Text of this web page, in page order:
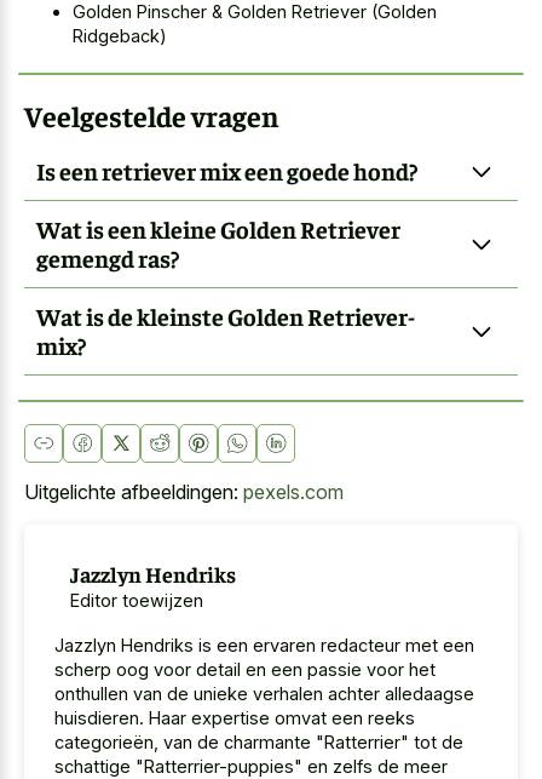
Golden Pinscher & Golden Retriever (Golden
Ridgeback)
Veelgestelde vragen
Is een retriever mix een goede hond?
Wat is een kleine Golden Retriever
gemengd ras?
Wat is de kleinste Golden Retriever-
mix?
Uitgelichte afbeeldingen: pexels.com
Jazzlyn Hendriks
Editor toewijzen
Jazzlyn Hendriks is een ervaren redacteur met een
scherp oog voor detail en een passie voor het
onthullen van de unieke verhalen achter alledaagse
huisdieren. Haar expertise omvat een reeks
categorieën, van de charmante "Ratterrier" tot de
schattige "Ratterrier-puppies" en zelfs de meer